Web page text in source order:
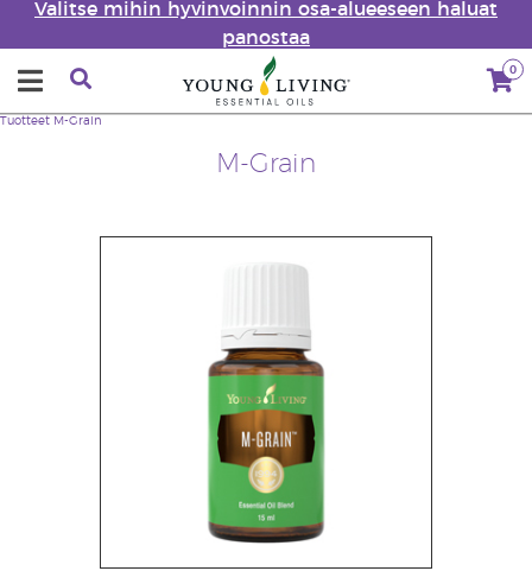
Valitse mihin hyvinvoinnin osa-alueeseen haluat
panostaa
0
M-Grain
Tuotteet M-Grain